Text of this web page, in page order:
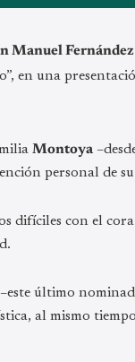
Manuel
en una
Montoya
personal de
difíciles con el
–este último
al mismo